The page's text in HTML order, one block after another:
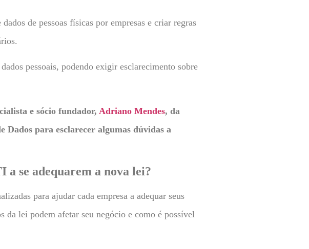
de pessoas físicas por empresas e criar regras
pessoais, podendo exigir esclarecimento sobre
e sócio fundador, Adriano Mendes, da
para esclarecer algumas dúvidas a
se adequarem a nova lei?
para ajudar cada empresa a adequar seus
da lei podem afetar seu negócio e como é possível